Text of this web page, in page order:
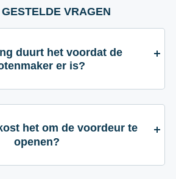
VRAGEN
er is?
openen?